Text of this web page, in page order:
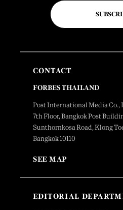
CONTACT
FORBES THAILAND
Post International Media Co.,
7th Floor, Bangkok Post
Sunthornkosa Road, Klong
Bangkok 10110
SEE MAP
EDITORIAL